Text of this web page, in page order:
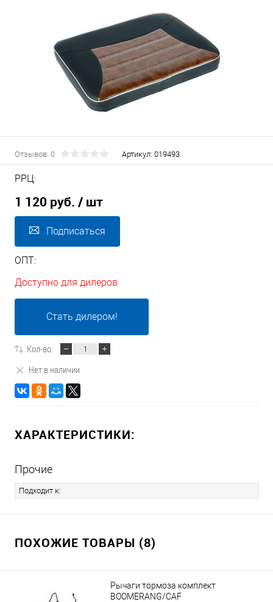
Отзывов: 0 Артикул: 019493
РРЦ:
1 120 руб. / шт
Подписаться
ОПТ:
Доступно для дилеров
Стать дилером!
Кол-во:
Нет в наличии
ХАРАКТЕРИСТИКИ:
Прочие
Подходит к:
ПОХОЖИЕ ТОВАРЫ (8)
Рычаги тормоза комплект
BOOMERANG/CAF